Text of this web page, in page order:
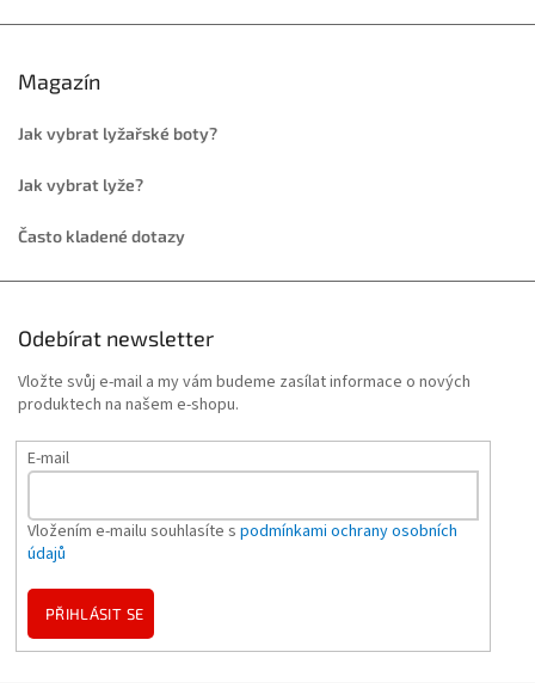
Magazín
Jak vybrat lyžařské boty?
Jak vybrat lyže?
Často kladené dotazy
Odebírat newsletter
Vložte svůj e-mail a my vám budeme zasílat informace o nových
produktech na našem e-shopu.
E-mail
Vložením e-mailu souhlasíte s podmínkami ochrany osobních
údajů
PŘIHLÁSIT SE